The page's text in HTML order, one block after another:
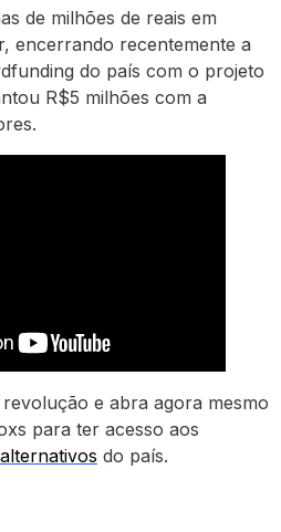
de milhões de reais em
encerrando recentemente a
do país com o projeto
R$5 milhões com a
e abra agora mesmo
para ter acesso aos
do país.